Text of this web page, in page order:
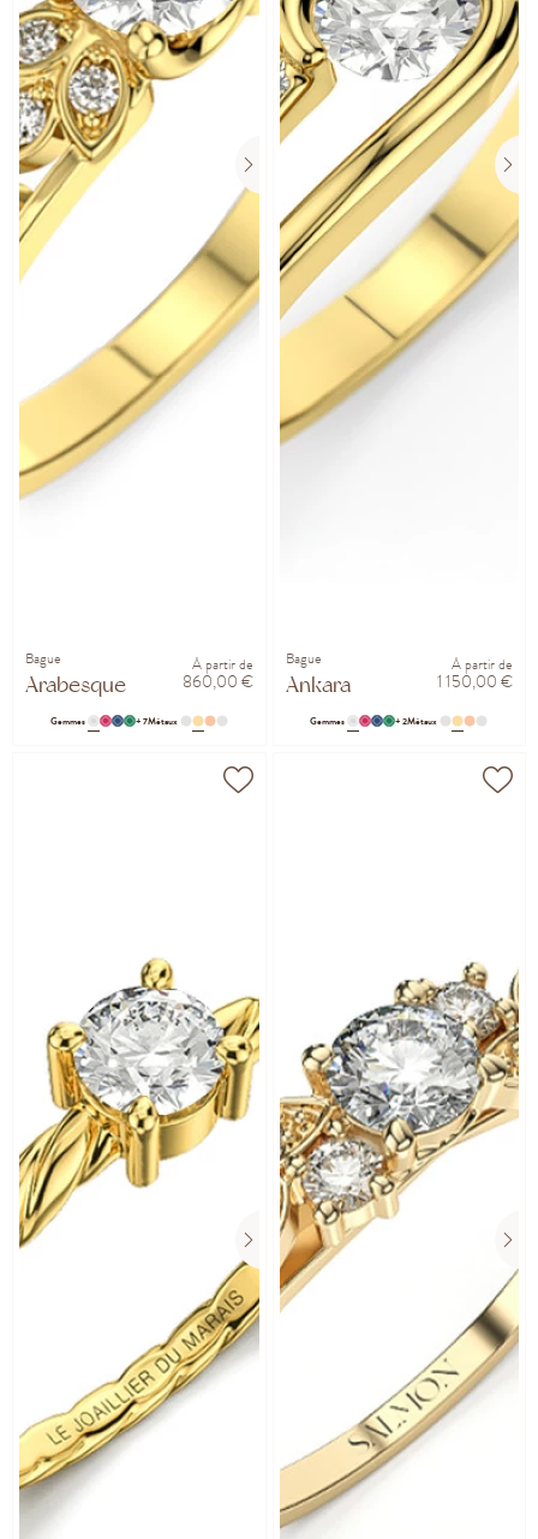
Bague
Arabesque
À partir de
860,00 €
Gemmes + 7Métaux
Bague
Ankara
À partir de
1 150,00 €
Gemmes + 2Métaux